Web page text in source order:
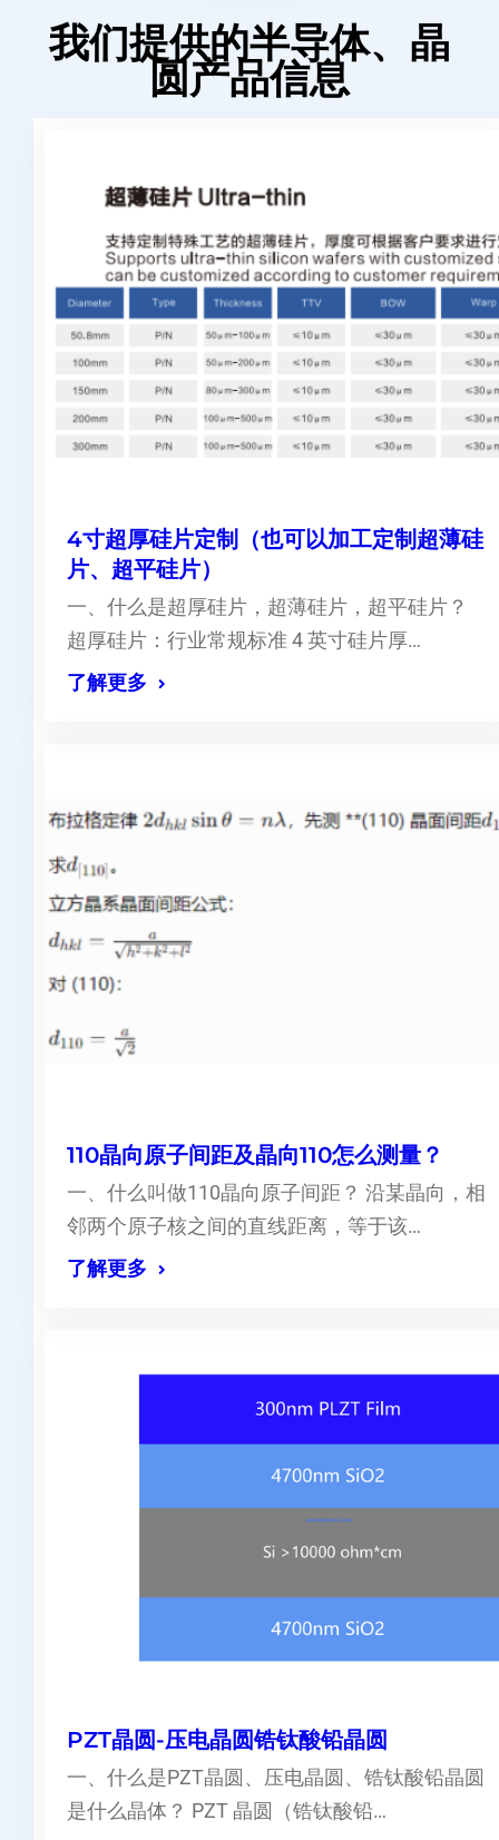
我们提供的半导体、晶
圆产品信息
4寸超厚硅片定制（也可以加工定制超薄硅
片、超平硅片）
一、什么是超厚硅片，超薄硅片，超平硅片？
超厚硅片：行业常规标准 4 英寸硅片厚…
了解更多
110晶向原子间距及晶向110怎么测量？
一、什么叫做110晶向原子间距？ 沿某晶向，相
邻两个原子核之间的直线距离，等于该…
了解更多
PZT晶圆-压电晶圆锆钛酸铅晶圆
一、什么是PZT晶圆、压电晶圆、锆钛酸铅晶圆
是什么晶体？ PZT 晶圆（锆钛酸铅…